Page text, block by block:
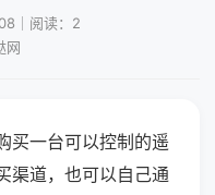
｜阅读：2
网
买一台可以控制的遥
渠道，也可以自己通